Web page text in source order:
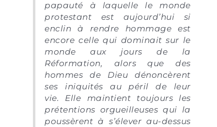
papauté à laquelle le monde
protestant est aujourd’hui si
enclin à rendre hommage est
encore celle qui dominait sur le
monde aux jours de la
Réformation, alors que des
hommes de Dieu dénoncèrent
ses iniquités au péril de leur
vie. Elle maintient toujours les
prétentions orgueilleuses qui la
poussèrent à s’élever au-dessus